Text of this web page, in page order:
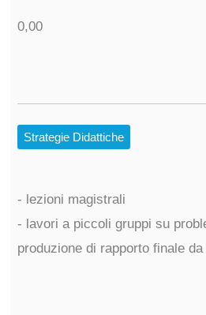
0,00
Strategie Didattiche
- lezioni magistrali
- lavori a piccoli gruppi su
produzione di rapporto finale